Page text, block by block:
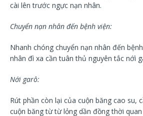
cài lên trước ngực nạn nhân.
Chuyển nạn nhân đến bệnh viện:
Nhanh chóng chuyển nạn nhân đến
nhân đì xa cần tuân thủ nguyên tắc nớì
Nới garô:
Rút phần còn lại của cuộn băng cao su,
cuộn băng từ từ lỏng dần đồng thời